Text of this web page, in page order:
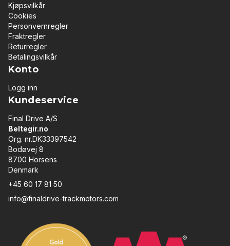
Kjøpsvilkår
Cookies
Personvernregler
Fraktregler
Returregler
Betalingsvilkår
Konto
Logg inn
Kundeservice
Final Drive A/S
Beltegir.no
Org. nr.DK33397542
Bodøvej 8
8700 Horsens
Denmark
+45 60 17 81 50
info@finaldrive-trackmotors.com